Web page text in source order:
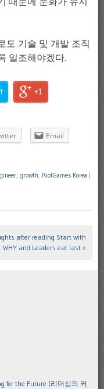
도 기술 및 개발 조직
일조해야겠다.
+1
Email
, growth, RiotGames Korea
after reading Start with
WHY and Leaders eat last »
for the Future (리더십의 커